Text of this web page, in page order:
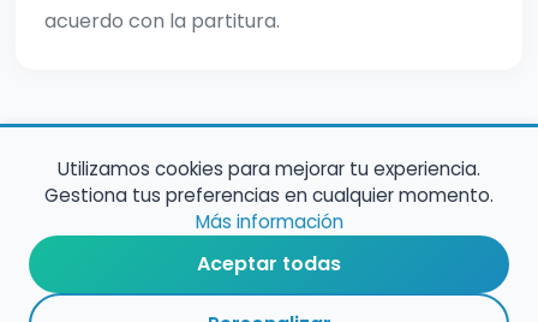
acuerdo con la partitura.
Utilizamos cookies para mejorar tu experiencia.
Gestiona tus preferencias en cualquier momento.
Más información
Aceptar todas